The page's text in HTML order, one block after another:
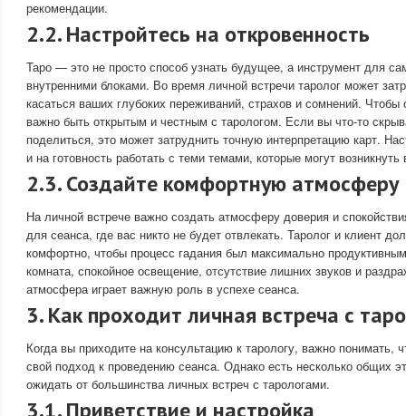
рекомендации.
2.2. Настройтесь на откровенность
Таро — это не просто способ узнать будущее, а инструмент для
внутренними блоками. Во время личной встречи таролог может
касаться ваших глубоких переживаний, страхов и сомнений.
важно быть открытым и честным с тарологом. Если вы что-то
поделиться, это может затруднить точную интерпретацию карт.
и на готовность работать с теми темами, которые могут
2.3. Создайте комфортную атмосферу
На личной встрече важно создать атмосферу доверия и
для сеанса, где вас никто не будет отвлекать. Таролог и клиент
комфортно, чтобы процесс гадания был максимально
комната, спокойное освещение, отсутствие лишних звуков и
атмосфера играет важную роль в успехе сеанса.
3. Как проходит личная встреча с
Когда вы приходите на консультацию к тарологу, важно понимать,
свой подход к проведению сеанса. Однако есть несколько общих
ожидать от большинства личных встреч с тарологами.
3.1. Приветствие и настройка